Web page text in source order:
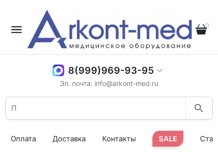
0
8(999)969-93-95
Эл. почта: info@arkont-med.ru
Оплата Доставка Контакты SALE